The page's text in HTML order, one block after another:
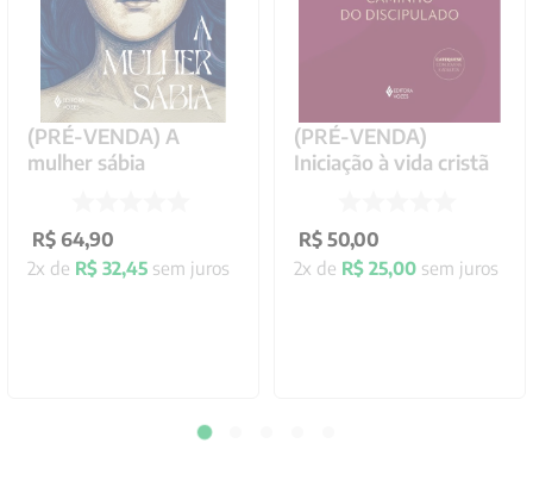
(PRÉ-VENDA) A
mulher sábia
R$ 64,90
2x de R$ 32,45 sem juros
(PRÉ-VENDA)
Iniciação à vida cristã
R$ 50,00
2x de R$ 25,00 sem juros